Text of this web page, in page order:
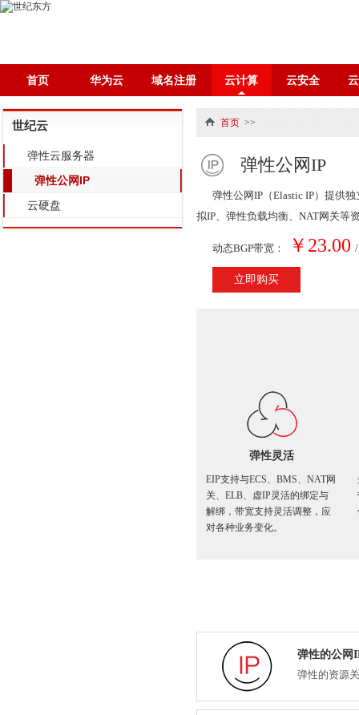
首页 华为云 域名注册 云计算 云安全
世纪云
弹性云服务器
弹性公网IP
云硬盘
首页 >>
弹性公网IP
弹性公网IP（Elastic IP）提供
拟IP、弹性负载均衡、NAT网关等
动态BGP带宽： ￥23.00
立即购买
弹性灵活
EIP支持与ECS、BMS、NAT网
关、ELB、虚IP灵活的绑定与
解绑，带宽支持灵活调整，应
对各种业务变化。
弹性的公网
弹性的资源